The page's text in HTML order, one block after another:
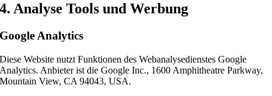
4. Analyse Tools und Werbung
Google Analytics
Diese Website nutzt Funktionen des Webanalysedienstes Google
Analytics. Anbieter ist die Google Inc., 1600 Amphitheatre Parkway,
Mountain View, CA 94043, USA.